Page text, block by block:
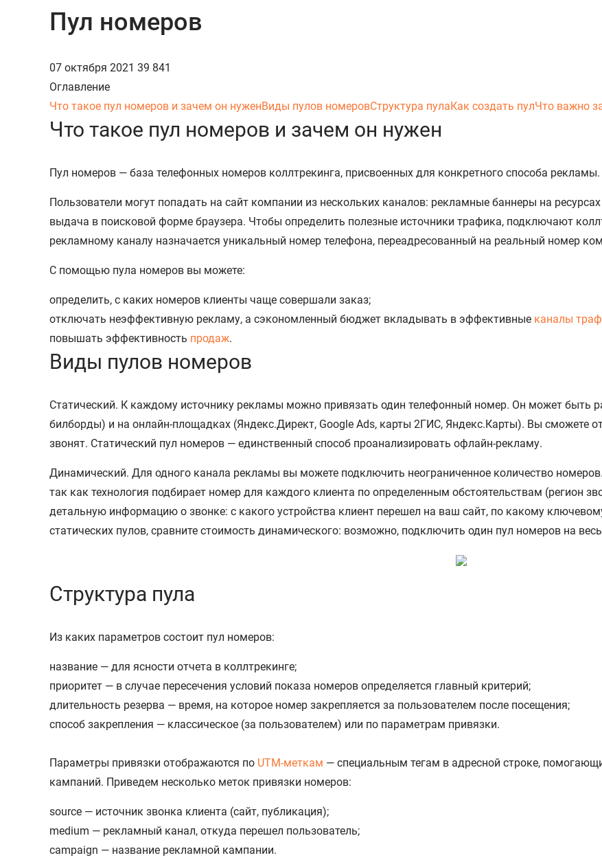
Пул номеров
07 октября 2021 39 841
Оглавление
Что такое пул номеров и зачем он нуженВиды пулов номеровСтруктура пулаКак создать пулЧто важно
Что такое пул номеров и зачем он нужен
Пул номеров — база телефонных номеров коллтрекинга, присвоенных для конкретного способа рекламы.
Пользователи могут попадать на сайт компании из нескольких каналов: рекламные баннеры на
выдача в поисковой форме браузера. Чтобы определить полезные источники трафика, подключают
рекламному каналу назначается уникальный номер телефона, переадресованный на реальный номер
С помощью пула номеров вы можете:
определить, с каких номеров клиенты чаще совершали заказ;
отключать неэффективную рекламу, а сэкономленный бюджет вкладывать в эффективные каналы
повышать эффективность продаж.
Виды пулов номеров
Статический. К каждому источнику рекламы можно привязать один телефонный номер. Он может быть
билборды) и на онлайн-площадках (Яндекс.Директ, Google Ads, карты 2ГИС, Яндекс.Карты). Вы сможете
звонят. Статический пул номеров — единственный способ проанализировать офлайн-рекламу.
Динамический. Для одного канала рекламы вы можете подключить неограниченное количество
так как технология подбирает номер для каждого клиента по определенным обстоятельствам (регион
детальную информацию о звонке: с какого устройства клиент перешел на ваш сайт, по какому
статических пулов, сравните стоимость динамического: возможно, подключить один пул номеров на
Структура пула
Из каких параметров состоит пул номеров:
название — для ясности отчета в коллтрекинге;
приоритет — в случае пересечения условий показа номеров определяется главный критерий;
длительность резерва — время, на которое номер закрепляется за пользователем после посещения;
способ закрепления — классическое (за пользователем) или по параметрам привязки.
Параметры привязки отображаются по UTM-меткам — специальным тегам в адресной строке,
кампаний. Приведем несколько меток привязки номеров:
source — источник звонка клиента (сайт, публикация);
medium — рекламный канал, откуда перешел пользователь;
campaign — название рекламной кампании.